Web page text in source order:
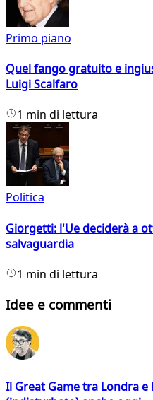
Primo piano
Quel fango gratuito e
Luigi Scalfaro
1 min di lettura
Politica
Giorgetti: l'Ue deciderà a
salvaguardia
1 min di lettura
Idee e commenti
Il Great Game tra Londra